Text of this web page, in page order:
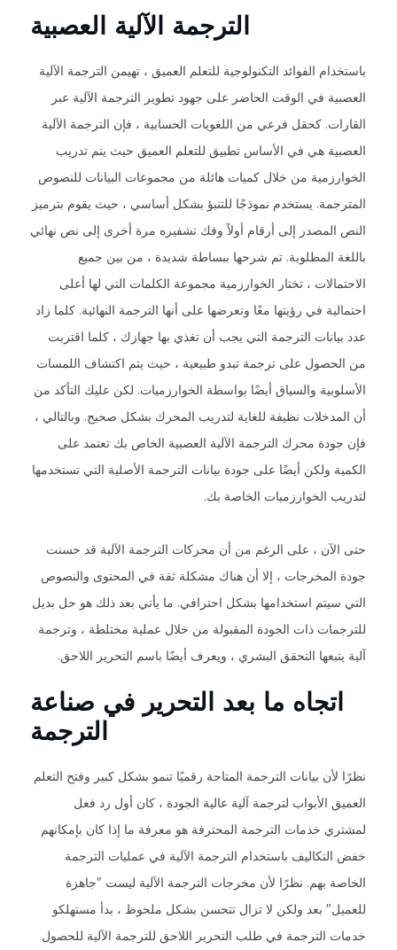
الترجمة الآلية العصبية
باستخدام الفوائد التكنولوجية للتعلم العميق ، تهيمن الترجمة الآلية
العصبية في الوقت الحاضر على جهود تطوير الترجمة الآلية عبر
القارات. كحقل فرعي من اللغويات الحسابية ، فإن الترجمة الآلية
العصبية هي في الأساس تطبيق للتعلم العميق حيث يتم تدريب
الخوارزمية من خلال كميات هائلة من مجموعات البيانات للنصوص
المترجمة. يستخدم نموذجًا للتنبؤ بشكل أساسي ، حيث يقوم بترميز
النص المصدر إلى أرقام أولاً وفك تشفيره مرة أخرى إلى نص نهائي
باللغة المطلوبة. تم شرحها ببساطة شديدة ، من بين جميع
الاحتمالات ، تختار الخوارزمية مجموعة الكلمات التي لها أعلى
احتمالية في رؤيتها معًا وتعرضها على أنها الترجمة النهائية. كلما زاد
عدد بيانات الترجمة التي يجب أن تغذي بها جهازك ، كلما اقتربت
من الحصول على ترجمة تبدو طبيعية ، حيث يتم اكتشاف اللمسات
الأسلوبية والسياق أيضًا بواسطة الخوارزميات. لكن عليك التأكد من
أن المدخلات نظيفة للغاية لتدريب المحرك بشكل صحيح. وبالتالي ،
فإن جودة محرك الترجمة الآلية العصبية الخاص بك تعتمد على
الكمية ولكن أيضًا على جودة بيانات الترجمة الأصلية التي تستخدمها
لتدريب الخوارزميات الخاصة بك.
حتى الآن ، على الرغم من أن محركات الترجمة الآلية قد حسنت
جودة المخرجات ، إلا أن هناك مشكلة ثقة في المحتوى والنصوص
التي سيتم استخدامها بشكل احترافي. ما يأتي بعد ذلك هو حل بديل
للترجمات ذات الجودة المقبولة من خلال عملية مختلطة ، وترجمة
آلية يتبعها التحقق البشري ، ويعرف أيضًا باسم التحرير اللاحق.
اتجاه ما بعد التحرير في صناعة
الترجمة
نظرًا لأن بيانات الترجمة المتاحة رقميًا تنمو بشكل كبير وفتح التعلم
العميق الأبواب لترجمة آلية عالية الجودة ، كان أول رد فعل
لمشتري خدمات الترجمة المحترفة هو معرفة ما إذا كان بإمكانهم
خفض التكاليف باستخدام الترجمة الآلية في عمليات الترجمة
الخاصة بهم. نظرًا لأن مخرجات الترجمة الآلية ليست "جاهزة
للعميل" بعد ولكن لا تزال تتحسن بشكل ملحوظ ، بدأ مستهلكو
خدمات الترجمة في طلب التحرير اللاحق للترجمة الآلية للحصول